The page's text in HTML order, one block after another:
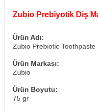
Zubio Prebiyotik Diş
Ürün Adı:
Zubio Prebiotic Toothpaste
Ürün Markası:
Zubio
Ürün Boyutu:
75 gr